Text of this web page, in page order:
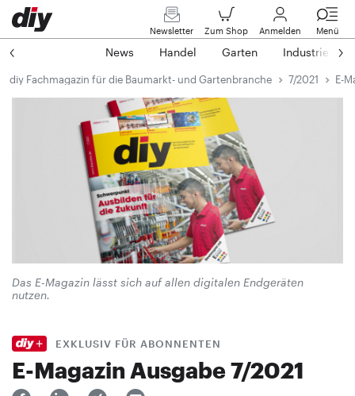
Newsletter Zum Shop Anmelden Menü
News Handel Garten Industrie
diy Fachmagazin für die Baumarkt- und Gartenbranche 7/2021 E-
Das E-Magazin lässt sich auf allen digitalen Endgeräten
nutzen.
EXKLUSIV FÜR ABONNENTEN
E-Magazin Ausgabe 7/2021